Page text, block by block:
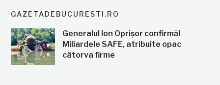
GAZETADEBUCURESTI.RO
Generalul Ion Oprișor confirmă!
Miliardele SAFE, atribuite opac
câtorva firme